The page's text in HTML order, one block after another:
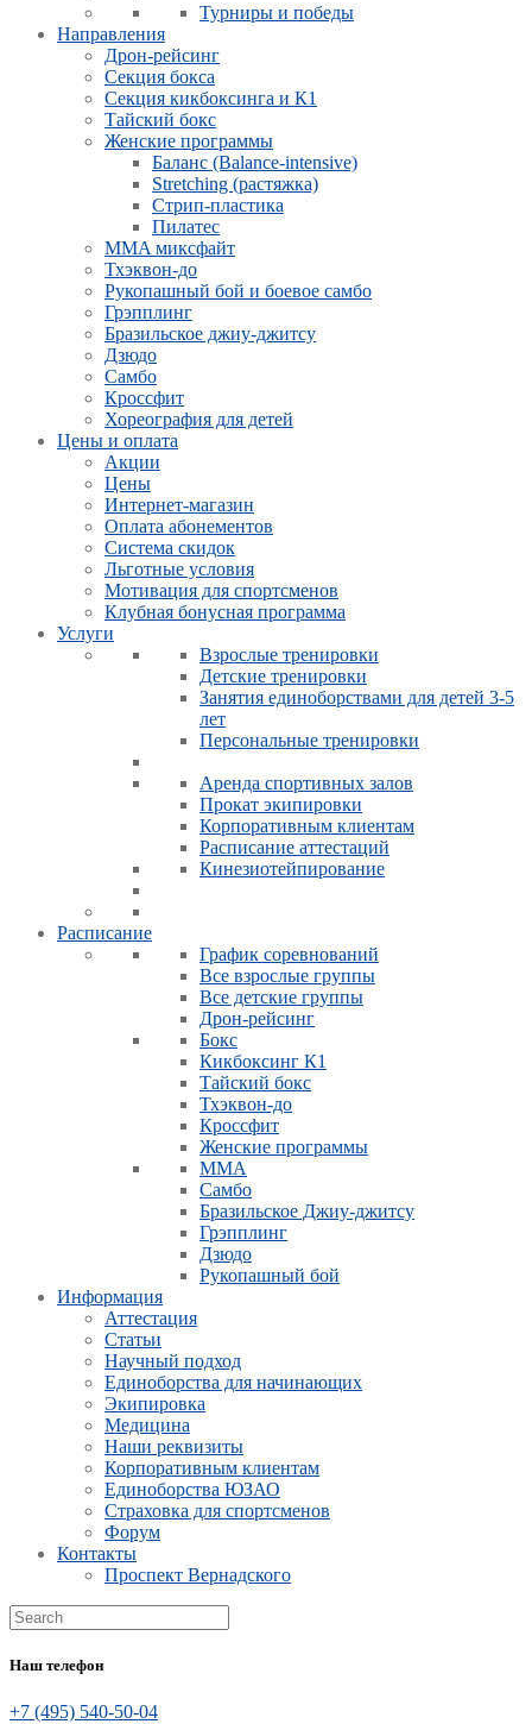
Турниры и победы
Направления
Дрон-рейсинг
Секция бокса
Секция кикбоксинга и К1
Тайский бокс
Женские программы
Баланс (Balance-intensive)
Stretching (растяжка)
Стрип-пластика
Пилатес
MMA миксфайт
Тхэквон-до
Рукопашный бой и боевое самбо
Грэпплинг
Бразильское джиу-джитсу
Дзюдо
Самбо
Кроссфит
Хореография для детей
Цены и оплата
Акции
Цены
Интернет-магазин
Оплата абонементов
Система скидок
Льготные условия
Мотивация для спортсменов
Клубная бонусная программа
Услуги
Взрослые тренировки
Детские тренировки
Занятия единоборствами для детей 3-5
лет
Персональные тренировки
Аренда спортивных залов
Прокат экипировки
Корпоративным клиентам
Расписание аттестаций
Кинезиотейпирование
Расписание
График соревнований
Все взрослые группы
Все детские группы
Дрон-рейсинг
Бокс
Кикбоксинг К1
Тайский бокс
Тхэквон-до
Кроссфит
Женские программы
ММА
Самбо
Бразильское Джиу-джитсу
Грэпплинг
Дзюдо
Рукопашный бой
Информация
Аттестация
Статьи
Научный подход
Единоборства для начинающих
Экипировка
Медицина
Наши реквизиты
Корпоративным клиентам
Единоборства ЮЗАО
Страховка для спортсменов
Форум
Контакты
Проспект Вернадского
Наш телефон
+7 (495) 540-50-04